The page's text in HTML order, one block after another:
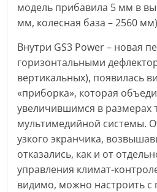
модель прибавила 5 мм в
мм, колесная база – 2560
Внутри GS3 Power – новая
горизонтальными
вертикальных), появилась
«приборка», которая
увеличившимся в размерах
мультимедийной системы.
узкого экранчика,
отказались, как и от
управления климат-
видимо, можно настроить с